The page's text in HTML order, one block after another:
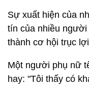
Sự xuất hiện của
tín của nhiều
thành cơ hội trục
Một người phụ nữ
hay: "Tôi thấy có